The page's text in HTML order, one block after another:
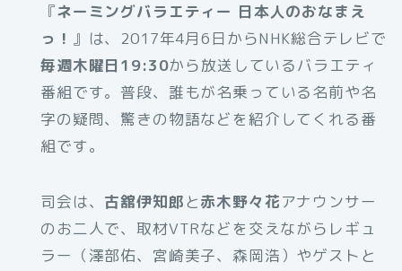
『ネーミングバラエティー 日本人のおなまえ
っ！ 』は、2017年4月6日からNHK総合テレビで
毎週木曜日19:30から放送しているバラエティ
番組です。普段、誰もが名乗っている名前や名
字の疑問、驚きの物語などを紹介してくれる番
組です。
司会は、 古舘伊知郎と赤木野々花アナウンサー
のお二人で、取材VTRなどを交えながらレギュ
ラー（澤部佑、宮崎美子、森岡浩）やゲストと